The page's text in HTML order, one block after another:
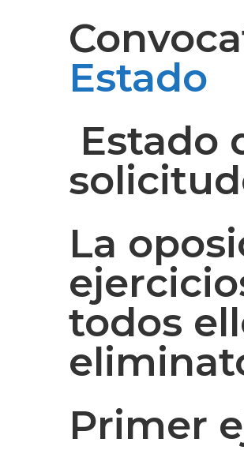
Estado
Estado
La
todos
Primer